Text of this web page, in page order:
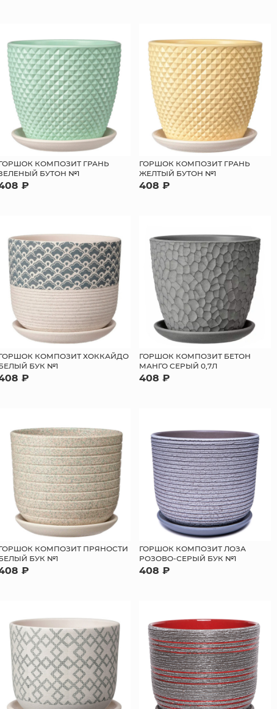
КОМПОЗИТ ГРАНЬ
БУТОН №1
₽
ГОРШОК КОМПОЗИТ ГРАНЬ
ЖЕЛТЫЙ БУТОН №1
408 ₽
КОМПОЗИТ ХОККАЙДО
БУК №1
₽
ГОРШОК КОМПОЗИТ БЕТОН
МАНГО СЕРЫЙ 0,7Л
408 ₽
КОМПОЗИТ ПРЯНОСТИ
БУК №1
₽
ГОРШОК КОМПОЗИТ ЛОЗА
РОЗОВО-СЕРЫЙ БУК №1
408 ₽